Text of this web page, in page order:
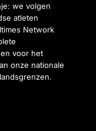
we volgen
atleten
Network
voor het
onze nationale